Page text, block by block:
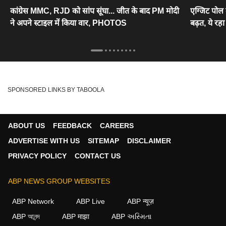
कांग्रेस MMC, RJD को सांप सूंघा... जीत के बाद PM मोदी
ने अपने स्टाइल में किया वार, PHOTOS
एग्जिट
बढ़त, ये
SPONSORED LINKS BY TABOOLA
ABOUT US FEEDBACK
CAREERS
ADVERTISE WITH US
SITEMAP
DISCLAIMER
PRIVACY POLICY
CONTACT US
ABP NEWS GROUP WEBSITES
ABP Network ABP Live
ABP न्यूज़
ABP আনন্দ
ABP माझा ABP અસ્મિતા